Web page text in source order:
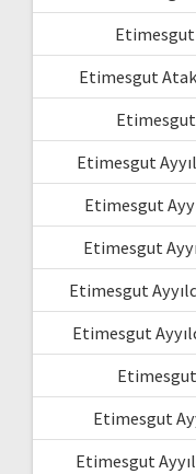
Etimesgut
Etimesgut
Etimesgut
Etimesgut
Etimesgut
Etimesgut
Etimesgut
Etimesgut
Etimesgut